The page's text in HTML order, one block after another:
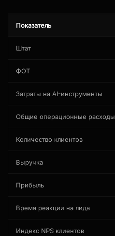
Показатель
Штат
ФОТ
Затраты на AI-инструменты
Общие операционные расходы
Количество клиентов
Выручка
Прибыль
Время реакции на лида
Индекс NPS клиентов